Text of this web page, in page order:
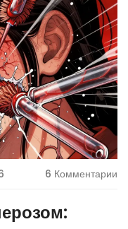
6 Комментарии